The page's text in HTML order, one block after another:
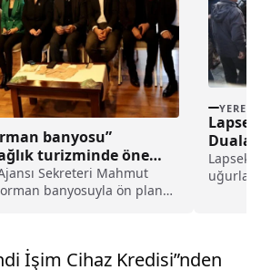
banyosu”
turizminde öne
haberi
Sekreteri Mahmut
banyosuyla ön plana
YEREL
Lapseki
İşim Cihaz Kredisi”nden